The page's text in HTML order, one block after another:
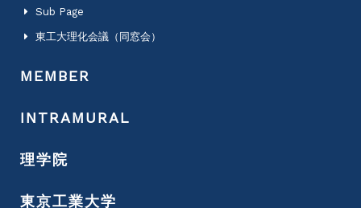
Sub Page
東工大理化会議（同窓会）
MEMBER
INTRAMURAL
理学院
東京工業大学